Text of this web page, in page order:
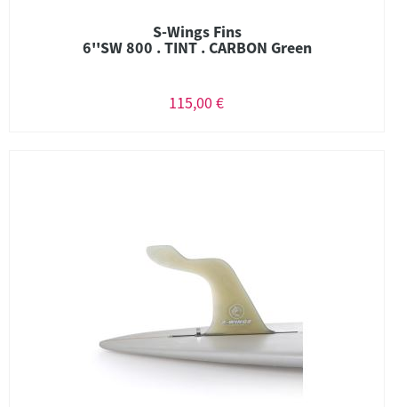
S-Wings Fins
6''SW 800 . TINT . CARBON Green
115,00 €